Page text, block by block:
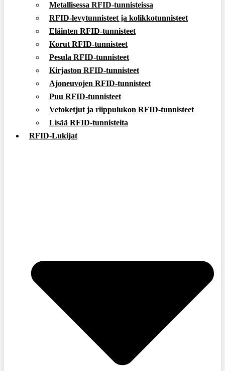
Metallisessa RFID-tunnisteissa
RFID-levytunnisteet ja kolikkotunnisteet
Eläinten RFID-tunnisteet
Korut RFID-tunnisteet
Pesula RFID-tunnisteet
Kirjaston RFID-tunnisteet
Ajoneuvojen RFID-tunnisteet
Puu RFID-tunnisteet
Vetoketjut ja riippulukon RFID-tunnisteet
Lisää RFID-tunnisteita
RFID-Lukijat